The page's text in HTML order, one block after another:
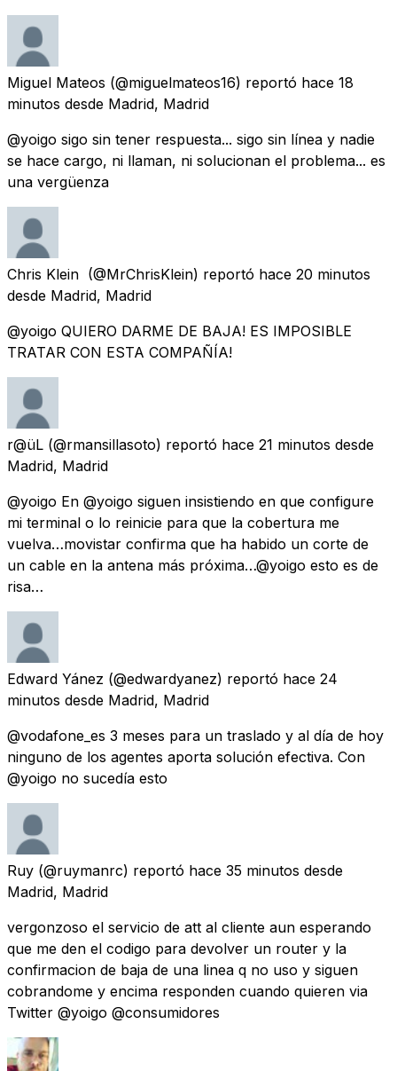
Miguel Mateos (@miguelmateos16) reportó hace 18
minutos desde Madrid, Madrid
@yoigo sigo sin tener respuesta... sigo sin línea y nadie
se hace cargo, ni llaman, ni solucionan el problema... es
una vergüenza
Chris Klein ️ (@MrChrisKlein) reportó hace 20 minutos
desde Madrid, Madrid
@yoigo QUIERO DARME DE BAJA! ES IMPOSIBLE
TRATAR CON ESTA COMPAÑÍA!
r@üL (@rmansillasoto) reportó hace 21 minutos desde
Madrid, Madrid
@yoigo En @yoigo siguen insistiendo en que configure
mi terminal o lo reinicie para que la cobertura me
vuelva…movistar confirma que ha habido un corte de
un cable en la antena más próxima…@yoigo esto es de
risa…
Edward Yánez (@edwardyanez) reportó hace 24
minutos desde Madrid, Madrid
@vodafone_es 3 meses para un traslado y al día de hoy
ninguno de los agentes aporta solución efectiva. Con
@yoigo no sucedía esto
Ruy (@ruymanrc) reportó hace 35 minutos desde
Madrid, Madrid
vergonzoso el servicio de att al cliente aun esperando
que me den el codigo para devolver un router y la
confirmacion de baja de una linea q no uso y siguen
cobrandome y encima responden cuando quieren via
Twitter @yoigo @consumidores